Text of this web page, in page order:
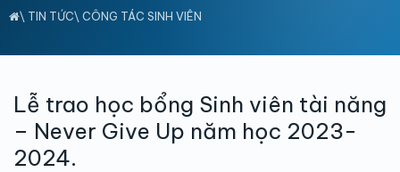
\ TIN TỨC\ CÔNG TÁC SINH VIÊN
Lễ trao học bổng Sinh viên tài năng
– Never Give Up năm học 2023-
2024.